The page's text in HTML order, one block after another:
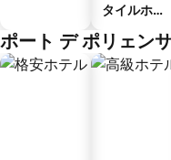
タイルホテ
ポート デ ポリェン